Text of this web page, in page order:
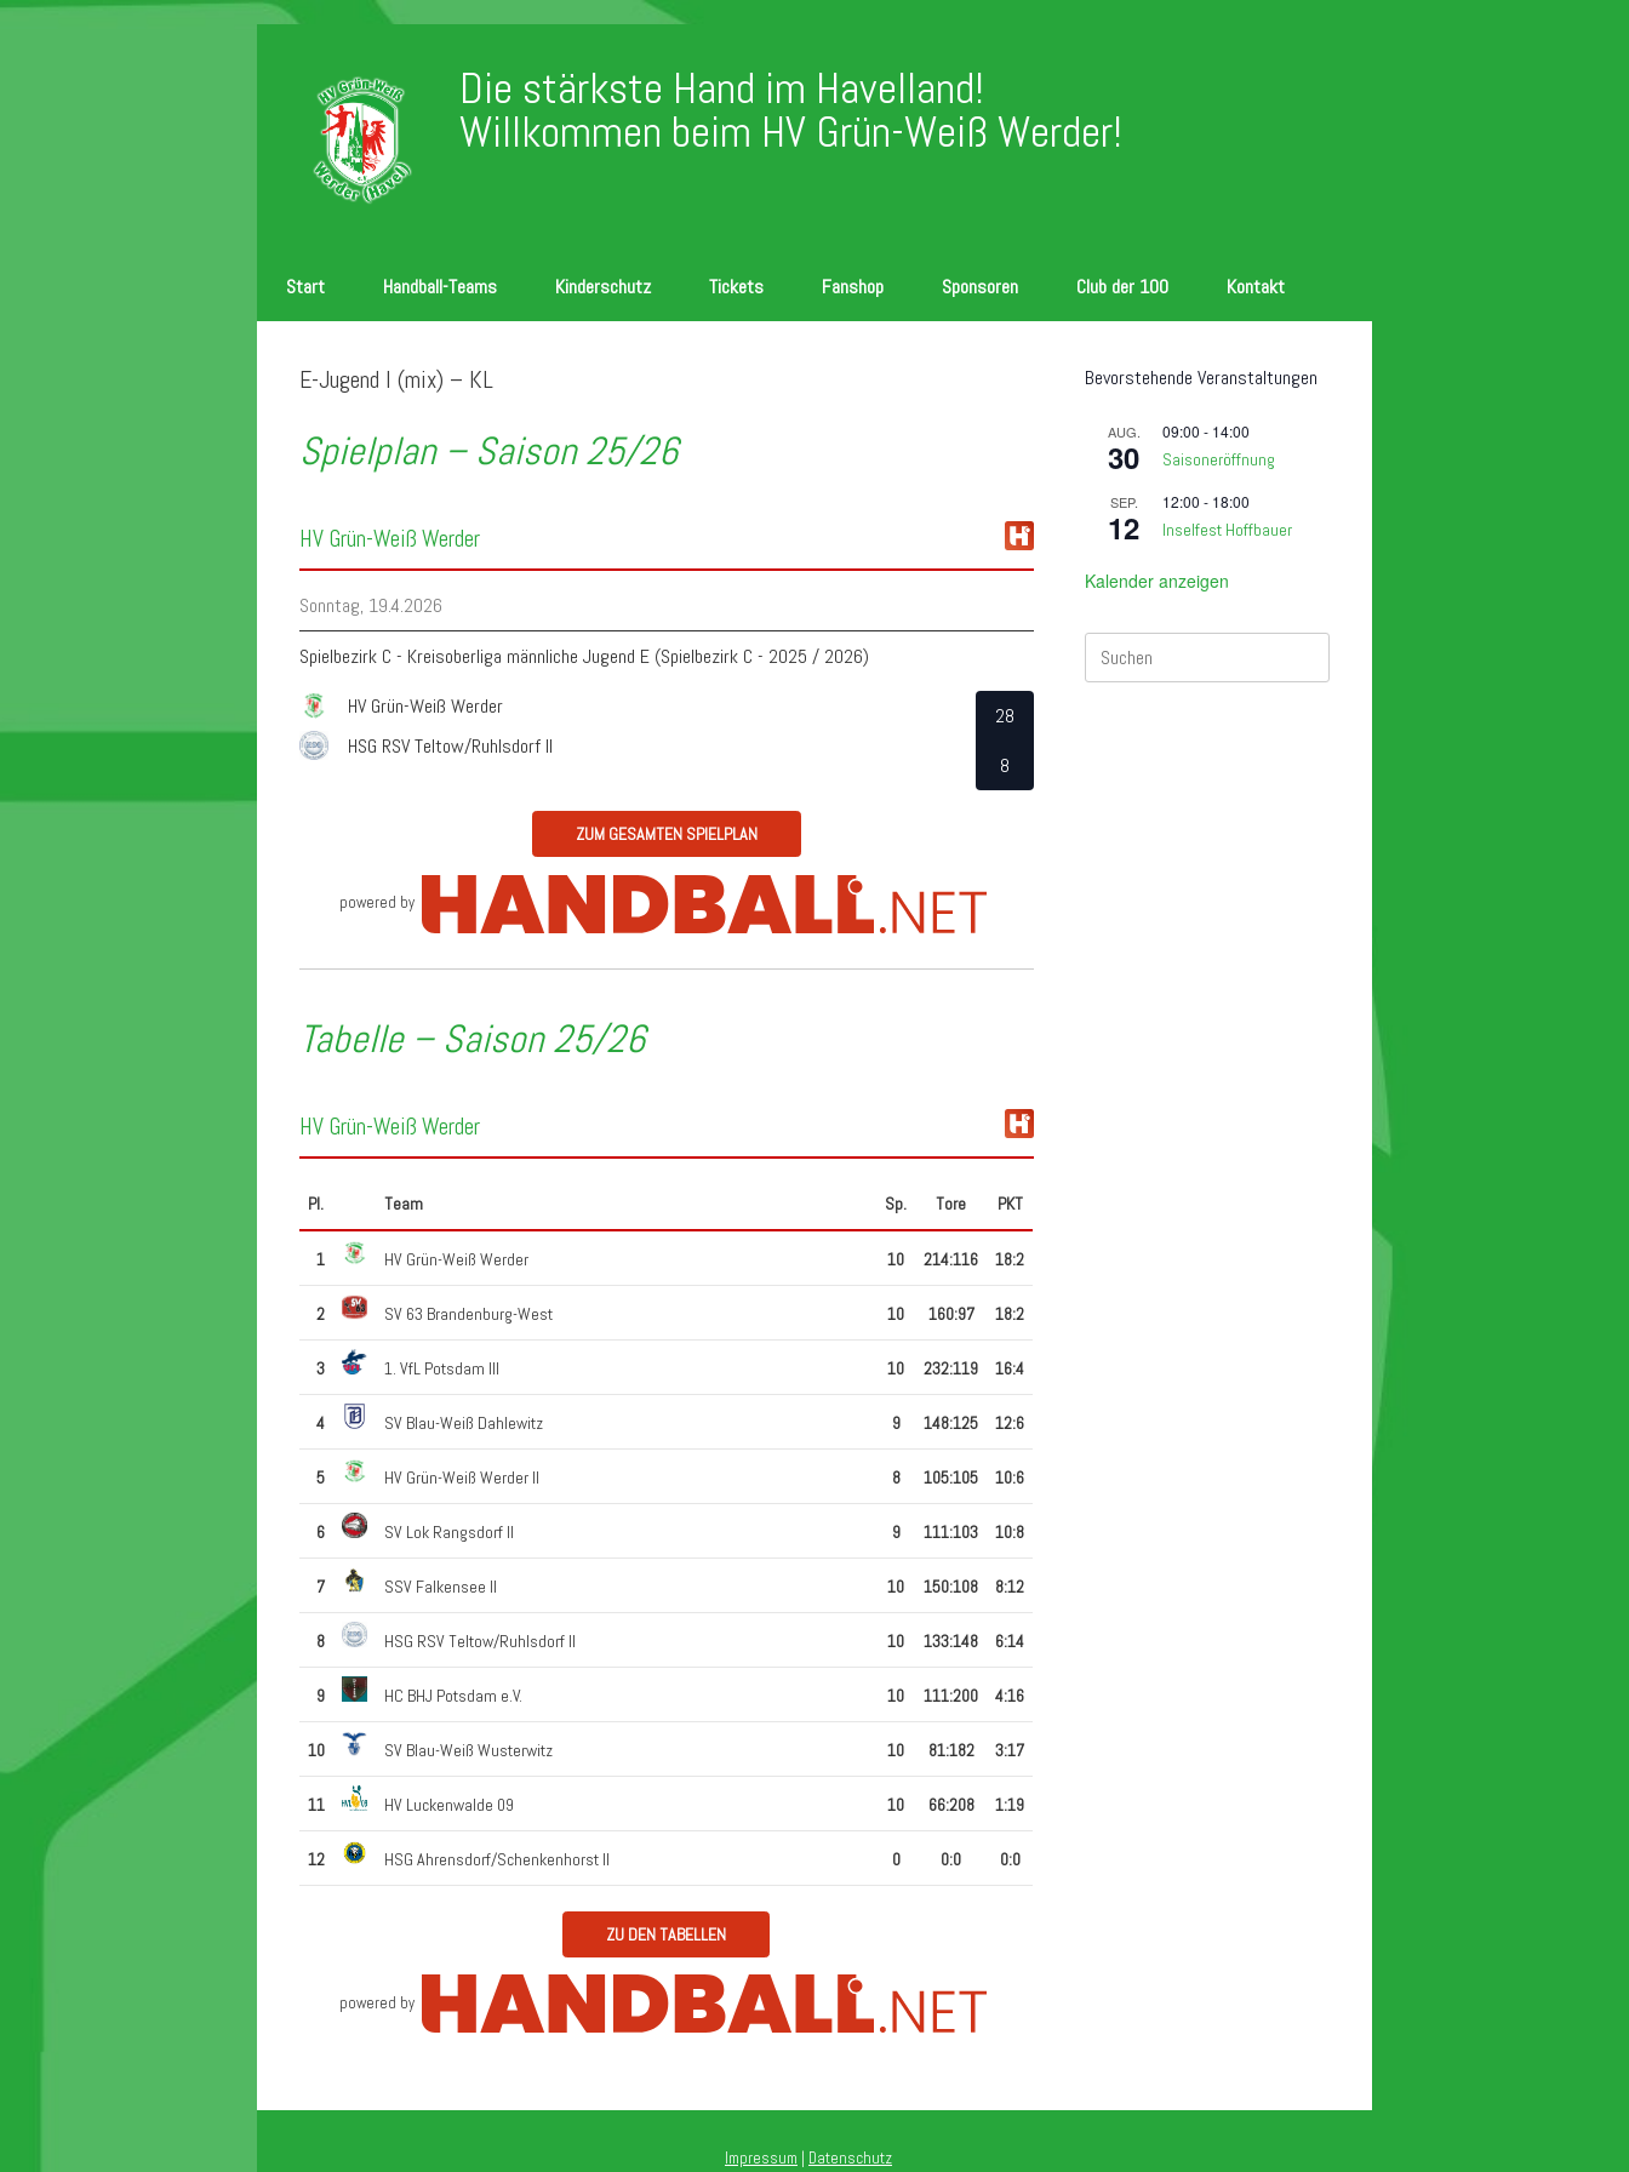
Die stärkste Hand im Havelland!
Willkommen beim HV Grün-Weiß Werder!
Start Handball-Teams Kinderschutz Tickets Fanshop Sponsoren Club der 100 Kontakt
E-Jugend I (mix) – KL
Spielplan – Saison 25/26
HV Grün-Weiß Werder
Sonntag, 19.4.2026
Spielbezirk C - Kreisoberliga männliche Jugend E (Spielbezirk C - 2025 / 2026)
HV Grün-Weiß Werder
HSG RSV Teltow/Ruhlsdorf II
28
8
ZUM GESAMTEN SPIELPLAN
powered by
Tabelle – Saison 25/26
HV Grün-Weiß Werder
Pl. Team Sp. Tore PKT
1 HV Grün-Weiß Werder 10 214:116 18:2
2 SV 63 Brandenburg-West 10 160:97 18:2
3 1. VfL Potsdam III 10 232:119 16:4
4 SV Blau-Weiß Dahlewitz 9 148:125 12:6
5 HV Grün-Weiß Werder II 8 105:105 10:6
6 SV Lok Rangsdorf II 9 111:103 10:8
7 SSV Falkensee II 10 150:108 8:12
8 HSG RSV Teltow/Ruhlsdorf II 10 133:148 6:14
9 HC BHJ Potsdam e.V. 10 111:200 4:16
10 SV Blau-Weiß Wusterwitz 10 81:182 3:17
11 HV Luckenwalde 09 10 66:208 1:19
12 HSG Ahrensdorf/Schenkenhorst II 0 0:0 0:0
ZU DEN TABELLEN
powered by
Bevorstehende Veranstaltungen
AUG.
30
09:00 - 14:00
Saisoneröffnung
SEP.
12
12:00 - 18:00
Inselfest Hoffbauer
Kalender anzeigen
Suchen
nach:
Impressum | Datenschutz